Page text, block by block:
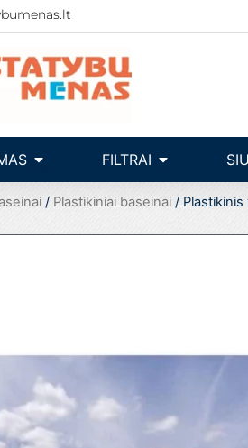
Open Baseinų įrengimas
FILTRAI Open filtrai
/ Plastikiniai baseinai / Plastikinis